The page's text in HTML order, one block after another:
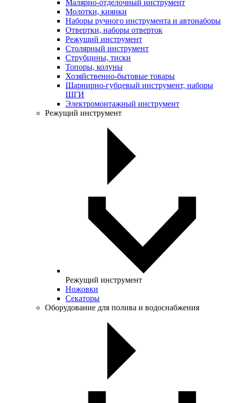
Малярно-отделочный инструмент
Молотки, киянки
Наборы ручного инструмента и автонаборы
Отвертки, наборы отверток
Режущий инструмент
Столярный инструмент
Струбцины, тиски
Топоры, колуны
Хозяйственно-бытовые товары
Шарнирно-губцевый инструмент, наборы
ШГИ
Электромонтажный инструмент
Режущий инструмент
Режущий инструмент
Ножовки
Секаторы
Оборудование для полива и водоснабжения